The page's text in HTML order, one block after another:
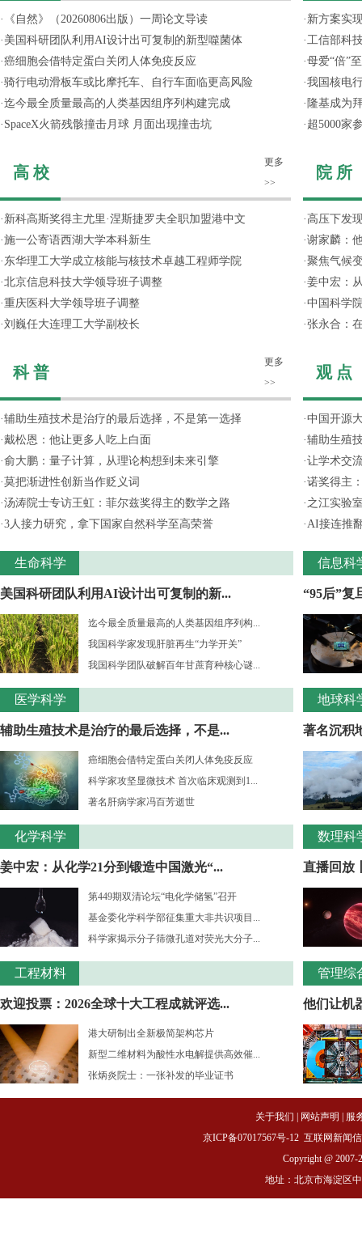
·
《自然》（20260806出版）一周论文导读
· 美国科研团队利用AI设计出可复制的新型噬菌体
·癌细胞会借特定蛋白关闭人体免疫反应
·骑行电动滑板车或比摩托车、自行车面临更高风险
·迄今最全质量最高的人类基因组序列构建完成
· SpaceX火箭残骸撞击月球 月面出现撞击坑
高 校
更多
>>
· 新科高斯奖得主尤里·涅斯捷罗夫全职加盟港中文
·施一公寄语西湖大学本科新生
· 东华理工大学成立核能与核技术卓越工程师学院
·北京信息科技大学领导班子调整
·重庆医科大学领导班子调整
·刘巍任大连理工大学副校长
科 普
更多
>>
·辅助生殖技术是治疗的最后选择，不是第一选择
·戴松恩：他让更多人吃上白面
·俞大鹏：量子计算，从理论构想到未来引擎
·莫把渐进性创新当作贬义词
·汤涛院士专访王虹：菲尔兹奖得主的数学之路
·3人接力研究，拿下国家自然科学至高荣誉
生命科学
美国科研团队利用AI设计出可复制的新...
迄今最全质量最高的人类基因组序列构...
我国科学家发现肝脏再生“力学开关”
我国科学团队破解百年甘蔗育种核心谜...
医学科学
辅助生殖技术是治疗的最后选择，不是...
癌细胞会借特定蛋白关闭人体免疫反应
科学家攻坚显微技术 首次临床观测到1...
著名肝病学家冯百芳逝世
化学科学
姜中宏：从化学21分到锻造中国激光“...
第449期双清论坛“电化学储氢”召开
基金委化学科学部征集重大非共识项目...
科学家揭示分子筛微孔道对荧光大分子...
工程材料
欢迎投票：2026全球十大工程成就评选...
港大研制出全新极简架构芯片
新型二维材料为酸性水电解提供高效催...
张炳炎院士：一张补发的毕业证书
· 新方案实
·工信部科
·母爱“倍”
·我国核电
· 隆基成为
· 超5000家
院 所
· 高压下发
·谢家麟：
·聚焦气候
·姜中宏：
·中国科学
·张永合：
观 点
·中国开源
·辅助生殖
·让学术交
·诺奖得主
· 之江实验
·AI接连推
信息科
“95后”复
地球科
著名沉积
数理科
直播回放
管理综
他们让机
关于我们 网站声明
服
京ICP备07017567号-12 互联网新闻
Copyright @ 2007-
地址：北京市海淀区